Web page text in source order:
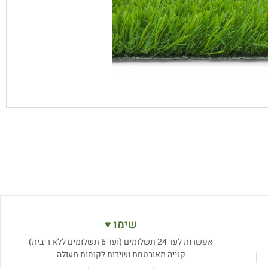
שימו ♥
אפשרות לעד 24 תשלומים (ועד 6 תשלומים ללא ריבית)
קנייה מאובטחת ושירות לקוחות מעולה